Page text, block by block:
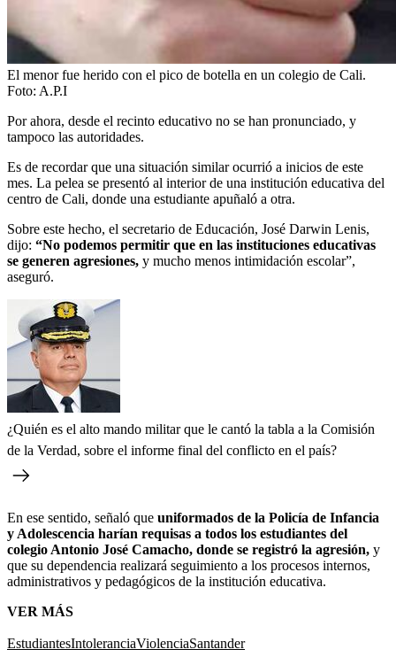
El menor fue herido con el pico de botella en un colegio de Cali.
Foto: A.P.I
Por ahora, desde el recinto educativo no se han pronunciado, y
tampoco las autoridades.
Es de recordar que una situación similar ocurrió a inicios de este
mes. La pelea se presentó al interior de una institución educativa del
centro de Cali, donde una estudiante apuñaló a otra.
Sobre este hecho, el secretario de Educación, José Darwin Lenis,
dijo: “No podemos permitir que en las instituciones educativas
se generen agresiones, y mucho menos intimidación escolar”,
aseguró.
¿Quién es el alto mando militar que le cantó la tabla a la Comisión
de la Verdad, sobre el informe final del conflicto en el país?
En ese sentido, señaló que uniformados de la Policía de Infancia
y Adolescencia harían requisas a todos los estudiantes del
colegio Antonio José Camacho, donde se registró la agresión, y
que su dependencia realizará seguimiento a los procesos internos,
administrativos y pedagógicos de la institución educativa.
VER MÁS
EstudiantesIntoleranciaViolenciaSantander